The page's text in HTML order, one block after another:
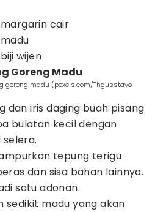
cair
wijen
Goreng Madu
madu (pexels.com/Thgusstavo
dan iris daging buah pisang
bulatan kecil dengan
tepung terigu
dan sisa bahan lainnya.
satu adonan.
sedikit madu yang akan